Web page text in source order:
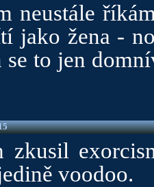
neustále
jako žena -
se to jen
zkusil
voodoo.